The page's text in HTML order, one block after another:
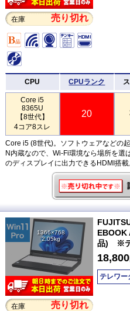
在庫 売り切れ
CPU CPUランク
Core i5
8365U
【8世代】
4コア8スレ
20
Core i5 (8世代)。ソフトウェアなどの
N内蔵なので、Wi-Fi環境なら場所を選
のディスプレイに出力できるHDMI搭載
1366×768
2.05kg
在庫 売り切れ
EBOOK
品) ※テ
18,800
テレワー